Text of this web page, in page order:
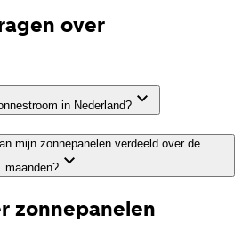
over
in Nederland?
mijn zonnepanelen verdeeld over de
maanden?
zonnepanelen